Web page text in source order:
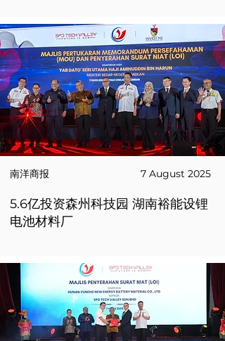
南洋商报 7 August 2025
5.6亿投资森州科技园 湖南裕能设锂
电池材料厂